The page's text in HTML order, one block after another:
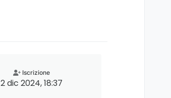
Iscrizione
2 dic 2024, 18:37